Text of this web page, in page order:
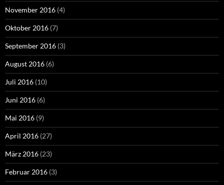
November 2016 (4)
Oktober 2016 (7)
September 2016 (3)
August 2016 (6)
Juli 2016 (10)
Juni 2016 (6)
Mai 2016 (9)
April 2016 (27)
März 2016 (23)
Februar 2016 (3)